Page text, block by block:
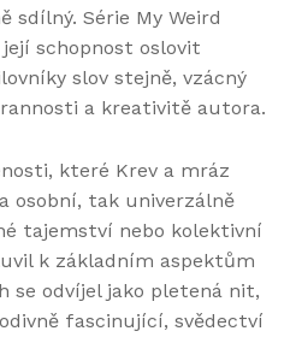
sdílný. Série My Weird
schopnost oslovit
slov stejně, vzácný
a kreativitě autora.
které Krev a mráz
osobní, tak univerzálně
tajemství nebo kolektivní
k základním aspektům
se odvíjel jako pletená nit,
fascinující, svědectví